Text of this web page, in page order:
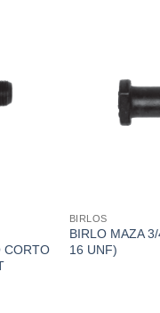
CORTO
BIRLOS
BIRLO MAZA
16 UNF)